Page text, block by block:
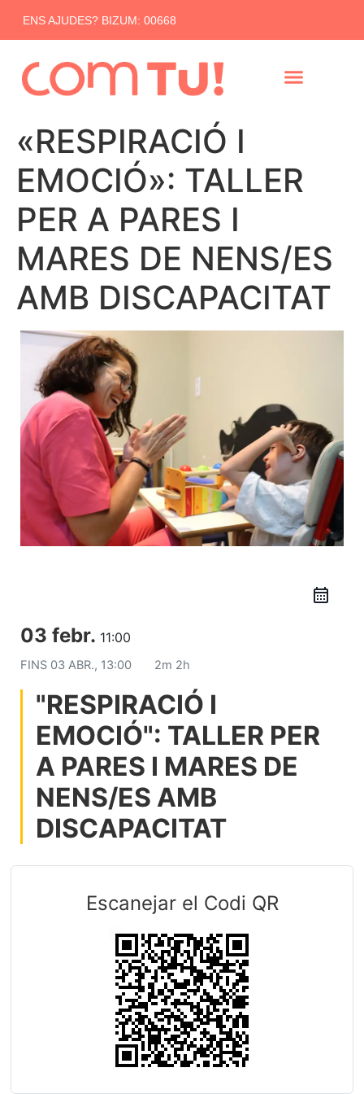
ENS AJUDES? BIZUM: 00668
«RESPIRACIÓ I
EMOCIÓ»: TALLER
PER A PARES I
MARES DE NENS/ES
AMB DISCAPACITAT
03 febr. 11:00
FINS 03 ABR., 13:00 2m 2h
"RESPIRACIÓ I
EMOCIÓ": TALLER PER
A PARES I MARES DE
NENS/ES AMB
DISCAPACITAT
Escanejar el Codi QR